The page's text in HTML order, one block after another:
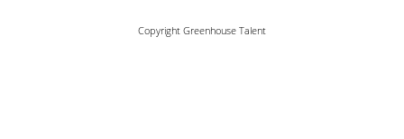
Copyright Greenhouse Talent